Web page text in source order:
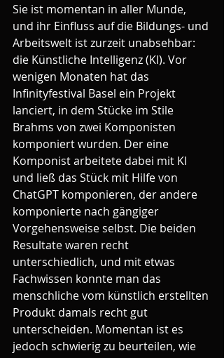
Sie ist momentan in aller Munde,
und ihr Einfluss auf die Bildungs- und
Arbeitswelt ist zurzeit unabsehbar:
die Künstliche Intelligenz (KI). Vor
wenigen Monaten hat das
Infinityfestival Basel ein Projekt
lanciert, in dem Stücke im Stile
Brahms von zwei Komponisten
komponiert wurden. Der eine
Komponist arbeitete dabei mit KI
und ließ das Stück mit Hilfe von
ChatGPT komponieren, der andere
komponierte nach gängiger
Vorgehensweise selbst. Die beiden
Resultate waren recht
unterschiedlich, und mit etwas
Fachwissen konnte man das
menschliche vom künstlich erstellten
Produkt damals recht gut
unterscheiden. Momentan ist es
jedoch schwierig zu beurteilen, wie